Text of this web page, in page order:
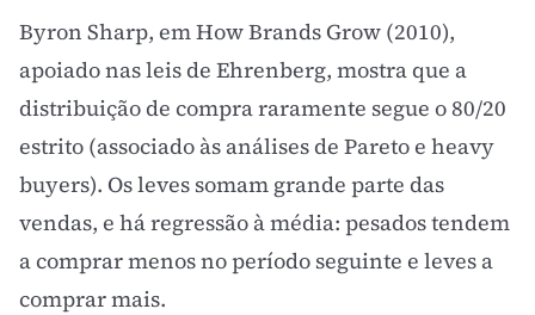
Byron Sharp, em How Brands Grow (2010),
apoiado nas leis de Ehrenberg, mostra que a
distribuição de compra raramente segue o 80/20
estrito (associado às análises de Pareto e heavy
buyers). Os leves somam grande parte das
vendas, e há regressão à média: pesados tendem
a comprar menos no período seguinte e leves a
comprar mais.